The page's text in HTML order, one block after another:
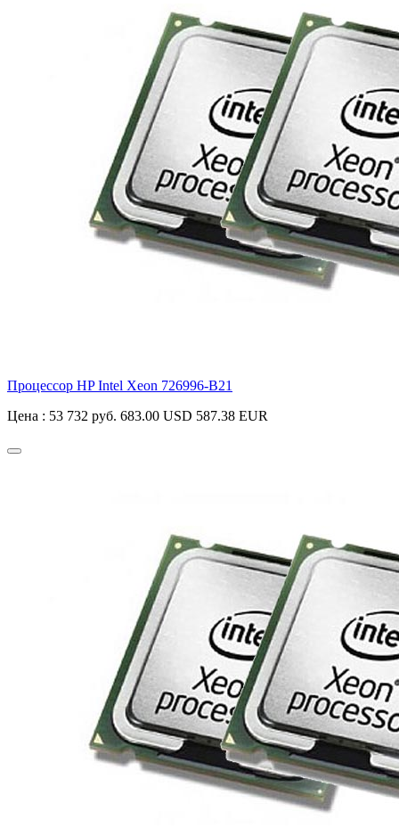
Процессор HP Intel Xeon 726996-B21
Цена : 53 732 руб. 683.00 USD 587.38 EUR